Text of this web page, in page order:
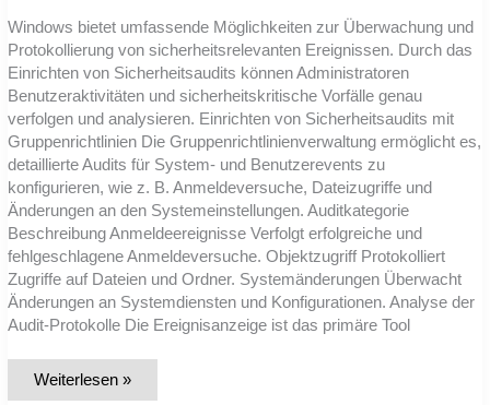
Windows bietet umfassende Möglichkeiten zur Überwachung und
Protokollierung von sicherheitsrelevanten Ereignissen. Durch das
Einrichten von Sicherheitsaudits können Administratoren
Benutzeraktivitäten und sicherheitskritische Vorfälle genau
verfolgen und analysieren. Einrichten von Sicherheitsaudits mit
Gruppenrichtlinien Die Gruppenrichtlinienverwaltung ermöglicht es,
detaillierte Audits für System- und Benutzerevents zu
konfigurieren, wie z. B. Anmeldeversuche, Dateizugriffe und
Änderungen an den Systemeinstellungen. Auditkategorie
Beschreibung Anmeldeereignisse Verfolgt erfolgreiche und
fehlgeschlagene Anmeldeversuche. Objektzugriff Protokolliert
Zugriffe auf Dateien und Ordner. Systemänderungen Überwacht
Änderungen an Systemdiensten und Konfigurationen. Analyse der
Audit-Protokolle Die Ereignisanzeige ist das primäre Tool
Windows-
Weiterlesen »